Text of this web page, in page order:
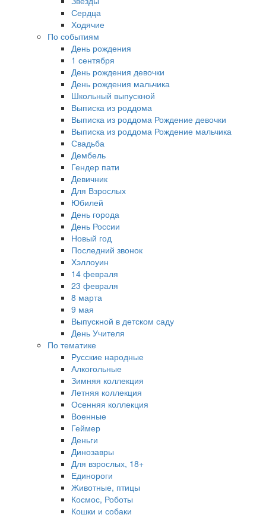
Сердца
Ходячие
По событиям
День рождения
1 сентября
День рождения девочки
День рождения мальчика
Школьный выпускной
Выписка из роддома
Выписка из роддома Рождение девочки
Выписка из роддома Рождение мальчика
Свадьба
Дембель
Гендер пати
Девичник
Для Взрослых
Юбилей
День города
День России
Новый год
Последний звонок
Хэллоуин
14 февраля
23 февраля
8 марта
9 мая
Выпускной в детском саду
День Учителя
По тематике
Русские народные
Алкогольные
Зимняя коллекция
Летняя коллекция
Осенняя коллекция
Военные
Геймер
Деньги
Динозавры
Для взрослых, 18+
Единороги
Животные, птицы
Космос, Роботы
Кошки и собаки